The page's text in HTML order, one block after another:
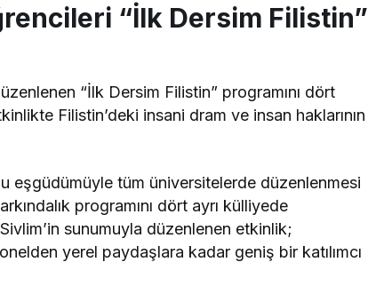
“İlk Dersim Filistin”
“İlk Dersim Filistin” programını dört
Filistin’deki insani dram ve insan haklarının
eşgüdümüyle tüm üniversitelerde düzenlenmesi
programını dört ayrı külliyede
sunumuyla düzenlenen etkinlik;
yerel paydaşlara kadar geniş bir katılımcı